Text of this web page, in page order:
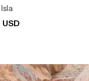
USD